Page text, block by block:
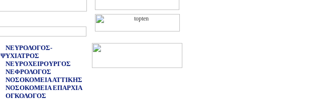
ΝΕΥΡΟΛΟΓΟΣ-
ΨΥΧΙΑΤΡΟΣ
ΝΕΥΡΟΧΕΙΡΟΥΡΓΟΣ
ΝΕΦΡΟΛΟΓΟΣ
ΝΟΣΟΚΟΜΕΙΑ ΑΤΤΙΚΗΣ
ΝΟΣΟΚΟΜΕΙΑ ΕΠΑΡΧΙΑ
ΟΓΚΟΛΟΓΟΣ